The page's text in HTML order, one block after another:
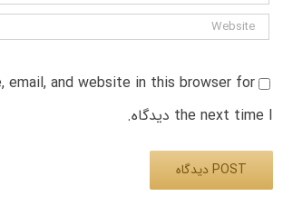
email, and website in this browser for
the next time I دیدگاه.